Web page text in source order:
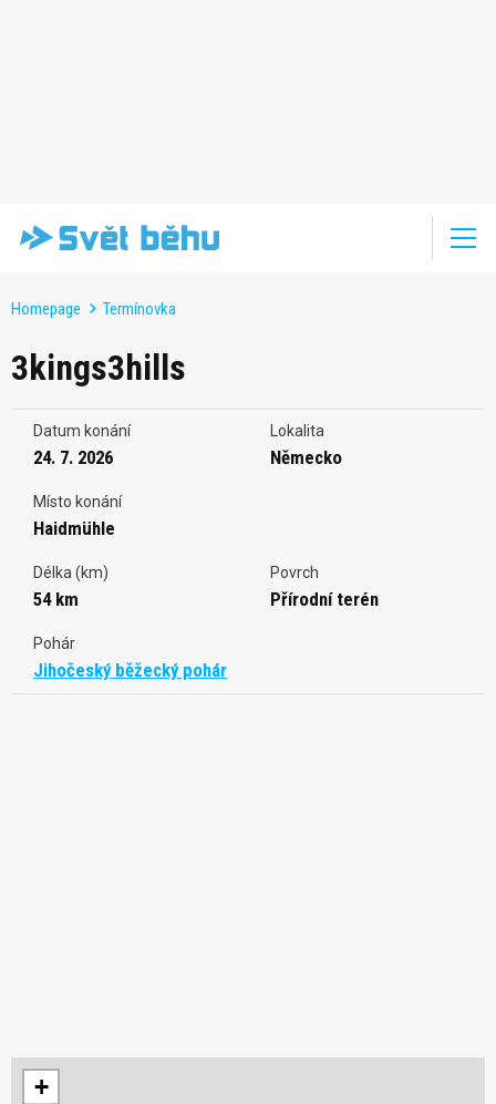
Homepage Termínovka
3kings3hills
Datum konání
24. 7. 2026
Lokalita
Německo
Místo konání
Haidmühle
Délka (km)
54 km
Povrch
Přírodní terén
Pohár
Jihočeský běžecký pohár
+